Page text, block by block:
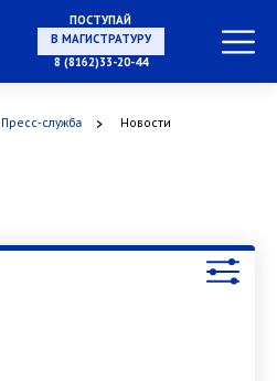
ПОСТУПАЙ
НА СПЕЦИАЛИТЕТ
8 (8162)33-20-44
Пресс-служба Новости